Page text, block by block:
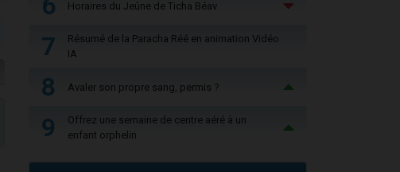
Horaires du Jeûne de Ticha Béav
7
Résumé de la Paracha Réé en animation Vidéo
IA
8 Avaler son propre sang, permis ?
9
Offrez une semaine de centre aéré à un
enfant orphelin